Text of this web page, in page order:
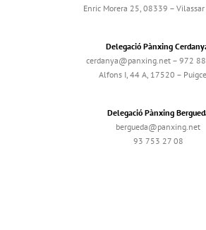
Enric Morera 25, 08339 –
Delegació Pànxing
cerdanya@panxing.net – 972
Alfons I, 44 A, 17520 –
Delegació Pànxing
bergueda@panxing.net
93 753 27 08